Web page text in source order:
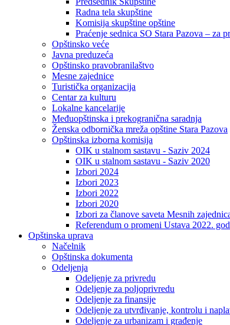
Radna tela skupštine
Komisija skupštine opštine
Praćenje sednica SO Stara Pazova – za
Opštinsko veće
Javna preduzeća
Opštinsko pravobranilaštvo
Mesne zajednice
Turistička organizacija
Centar za kulturu
Lokalne kancelarije
Međuopštinska i prekogranična saradnja
Ženska odbornička mreža opštine Stara Pazova
Opštinska izborna komisija
OIK u stalnom sastavu - Saziv 2024
OIK u stalnom sastavu - Saziv 2020
Izbori 2024
Izbori 2023
Izbori 2022
Izbori 2020
Izbori za članove saveta Mesnih
Referendum o promeni Ustava 2022.
Opštinska uprava
Načelnik
Opštinska dokumenta
Odeljenja
Odeljenje za privredu
Odeljenje za poljoprivredu
Odeljenje za finansije
Odeljenje za utvrđivanje, kontrolu i
Odeljenje za urbanizam i građenje